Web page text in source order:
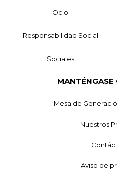
Ocio
Responsabilidad Social
Sociales
MANTÉNGASE
Mesa de
Nuestros
Aviso de